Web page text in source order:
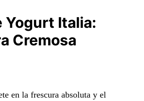
Yogurt Italia:
Cremosa
en la frescura absoluta y el